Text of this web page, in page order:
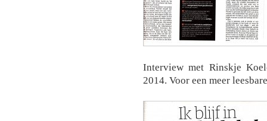
Interview met Rinskje
2014. Voor een meer